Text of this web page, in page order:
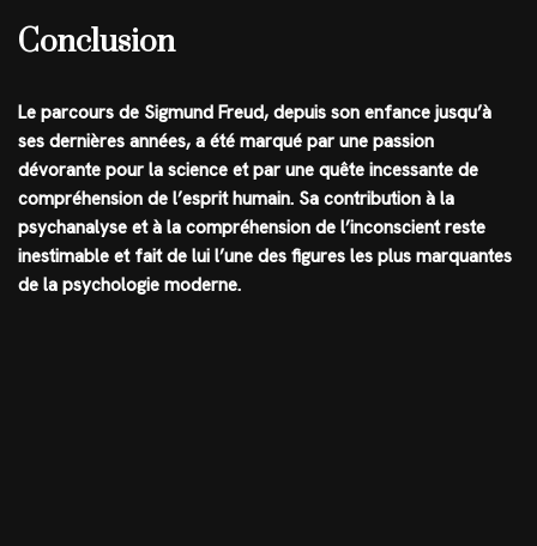
Conclusion
Le parcours de Sigmund Freud, depuis son enfance jusqu’à
ses dernières années, a été marqué par une passion
dévorante pour la science et par une quête incessante de
compréhension de l’esprit humain. Sa contribution à la
psychanalyse et à la compréhension de l’inconscient reste
inestimable et fait de lui l’une des figures les plus marquantes
de la psychologie moderne.